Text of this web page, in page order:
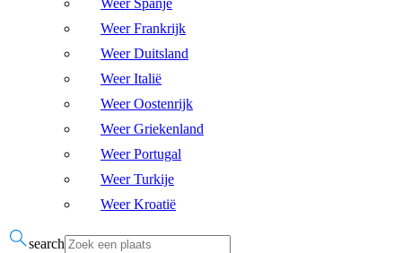
Weer Spanje
Weer Frankrijk
Weer Duitsland
Weer Italië
Weer Oostenrijk
Weer Griekenland
Weer Portugal
Weer Turkije
Weer Kroatië
search